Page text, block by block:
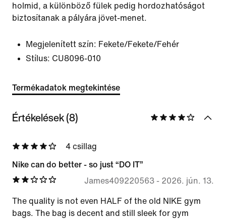
holmid, a különböző fülek pedig hordozhatóságot
biztosítanak a pályára jövet-menet.
Megjelenített szín: Fekete/Fekete/Fehér
Stílus: CU8096-010
Termékadatok megtekintése
Értékelések (8)
4 csillag
Nike can do better - so just “DO IT”
James409220563- 2026. jún. 13.
The quality is not even HALF of the old NIKE gym
bags. The bag is decent and still sleek for gym